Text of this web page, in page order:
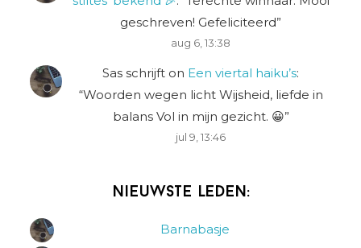
geschreven! Gefeliciteerd”
aug 6, 13:38
Sas schrijft on Een viertal haiku’s:
“Woorden wegen licht Wijsheid, liefde in
balans Vol in mijn gezicht. 😀”
jul 9, 13:46
Nieuwste leden:
Barnabasje